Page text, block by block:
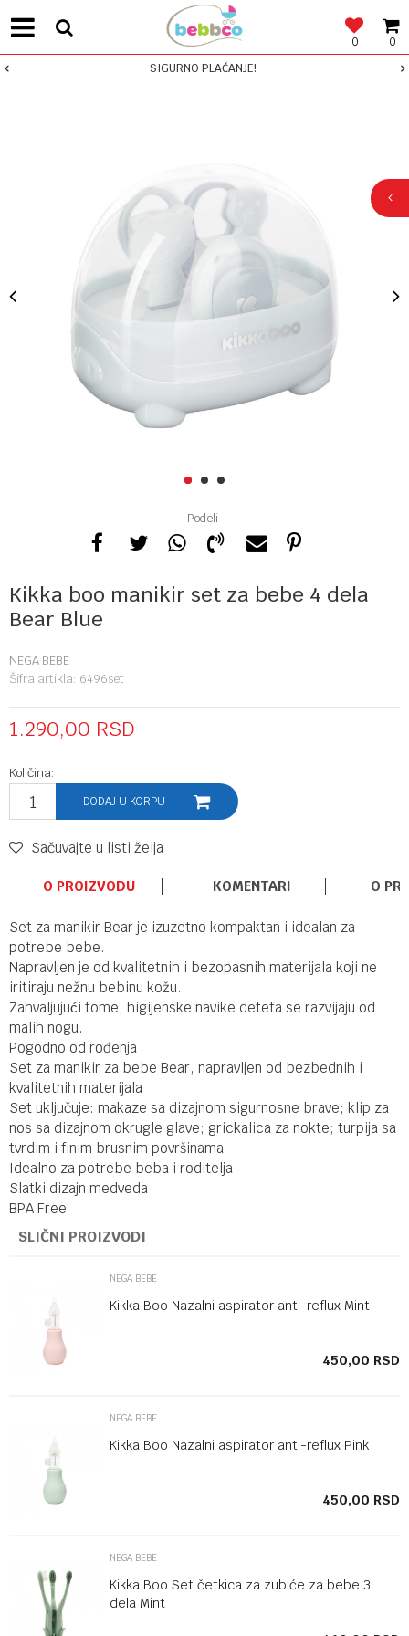
0
0
SIGURNO PLAĆANJE!
1 2 3
Podeli
Kikka boo manikir set za bebe 4 dela
Bear Blue
NEGA BEBE
Šifra artikla: 6496set
1.290,00 RSD
Količina:
DODAJ U KORPU
Sačuvajte u listi želja
O PROIZVODU KOMENTARI O
Set za manikir Bear je izuzetno kompaktan i idealan za
potrebe bebe.
Napravljen je od kvalitetnih i bezopasnih materijala koji ne
iritiraju nežnu bebinu kožu.
Zahvaljujući tome, higijenske navike deteta se razvijaju od
malih nogu.
Pogodno od rođenja
Set za manikir za bebe Bear, napravljen od bezbednih i
kvalitetnih materijala
Set uključuje: makaze sa dizajnom sigurnosne brave; klip za
nos sa dizajnom okrugle glave; grickalica za nokte; turpija sa
tvrdim i finim brusnim površinama
Idealno za potrebe beba i roditelja
Slatki dizajn medveda
BPA Free
SLIČNI PROIZVODI
NEGA BEBE
Kikka Boo Nazalni aspirator anti-reflux Mint
450,00 RSD
NEGA BEBE
Kikka Boo Nazalni aspirator anti-reflux Pink
450,00 RSD
NEGA BEBE
Kikka Boo Set četkica za zubiće za bebe 3
dela Mint